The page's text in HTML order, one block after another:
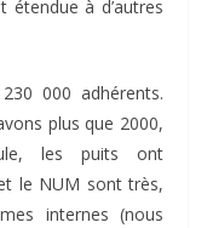
étendue à d’autres
000 adhérents.
plus que 2000,
les puits ont
le NUM sont très,
internes (nous